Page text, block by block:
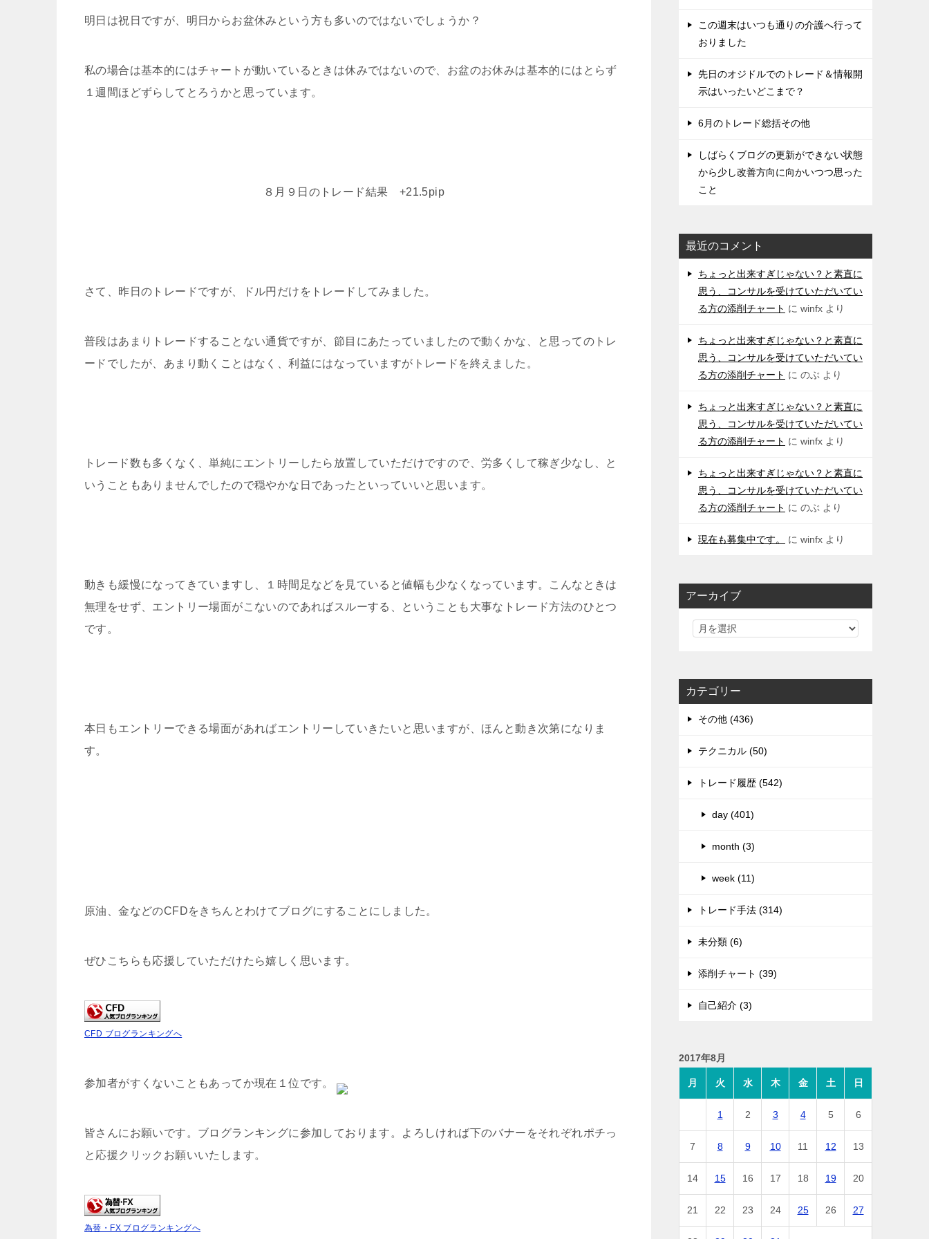
明日は祝日ですが、明日からお盆休みという方も多いのではないでしょうか？
私の場合は基本的にはチャートが動いているときは休みではないので、お盆のお休みは基本的にはとらず
１週間ほどずらしてとろうかと思っています。
８月９日のトレード結果 +21.5pip
さて、昨日のトレードですが、ドル円だけをトレードしてみました。
普段はあまりトレードすることない通貨ですが、節目にあたっていましたので動くかな、と思ってのトレ
ードでしたが、あまり動くことはなく、利益にはなっていますがトレードを終えました。
トレード数も多くなく、単純にエントリーしたら放置していただけですので、労多くして稼ぎ少なし、と
いうこともありませんでしたので穏やかな日であったといっていいと思います。
動きも緩慢になってきていますし、１時間足などを見ていると値幅も少なくなっています。こんなときは
無理をせず、エントリー場面がこないのであればスルーする、ということも大事なトレード方法のひとつ
です。
本日もエントリーできる場面があればエントリーしていきたいと思いますが、ほんと動き次第になりま
す。
原油、金などのCFDをきちんとわけてブログにすることにしました。
ぜひこちらも応援していただけたら嬉しく思います。
CFD ブログランキングへ
参加者がすくないこともあってか現在１位です。
皆さんにお願いです。ブログランキングに参加しております。よろしければ下のバナーをそれぞれポチっ
と応援クリックお願いいたします。
為替・FX ブログランキングへ
この週末はいつも通りの介護へ行って
おりました
先日のオジドルでのトレード＆情報開
示はいったいどこまで？
6月のトレード総括その他
しばらくブログの更新ができない状態
から少し改善方向に向かいつつ思った
こと
最近のコメント
ちょっと出来すぎじゃない？と素直に
思う、コンサルを受けていただいてい
る方の添削チャート に winfx より
ちょっと出来すぎじゃない？と素直に
思う、コンサルを受けていただいてい
る方の添削チャート に のぶ より
ちょっと出来すぎじゃない？と素直に
思う、コンサルを受けていただいてい
る方の添削チャート に winfx より
ちょっと出来すぎじゃない？と素直に
思う、コンサルを受けていただいてい
る方の添削チャート に のぶ より
現在も募集中です。 に winfx より
アーカイブ
カテゴリー
その他 (436)
テクニカル (50)
トレード履歴 (542)
day (401)
month (3)
week (11)
トレード手法 (314)
未分類 (6)
添削チャート (39)
自己紹介 (3)
2017年8月
月 火 水 木 金 土 日
1 2 3 4 5 6
7 8 9 10 11 12 13
14 15 16 17 18 19 20
21 22 23 24 25 26 27